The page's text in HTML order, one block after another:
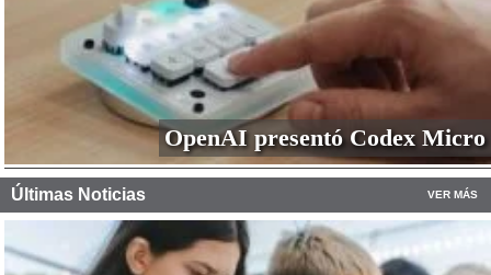
OpenAI presentó Codex Micro
Últimas Noticias VER MÁS